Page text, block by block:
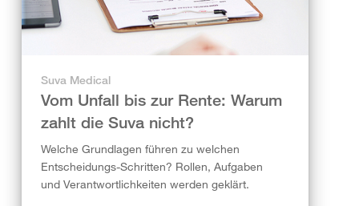
Suva Medical
Vom Unfall bis zur Rente: Warum
zahlt die Suva nicht?
Welche Grundlagen führen zu welchen
Entscheidungs-Schritten? Rollen, Aufgaben
und Verantwortlichkeiten werden geklärt.